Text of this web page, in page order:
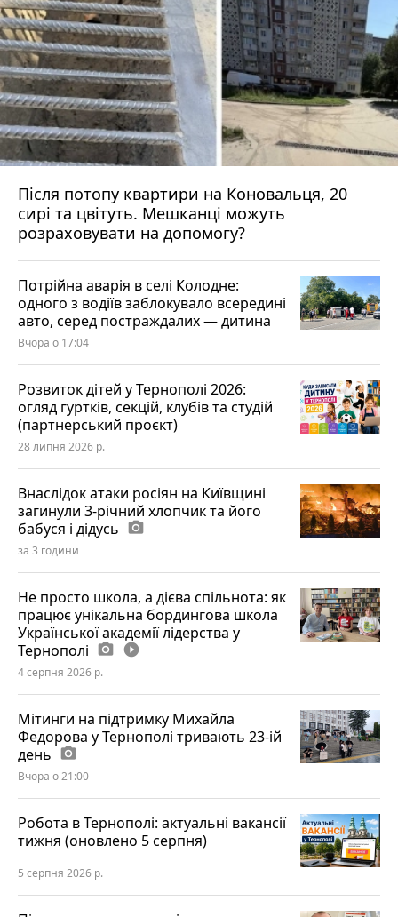
Після потопу квартири на Коновальця, 20
сирі та цвітуть. Мешканці можуть
розраховувати на допомогу?
Потрійна аварія в селі Колодне:
одного з водіїв заблокувало всередині
авто, серед постраждалих — дитина
Вчора о 17:04
Розвиток дітей у Тернополі 2026:
огляд гуртків, секцій, клубів та студій
(партнерський проєкт)
28 липня 2026 р.
Внаслідок атаки росіян на Київщині
загинули 3-річний хлопчик та його
бабуся і дідусь photo_camera
за 3 години
Не просто школа, а дієва спільнота: як
працює унікальна бордингова школа
Української академії лідерства у
Тернополі photo_camera play_circle_filled
4 серпня 2026 р.
Мітинги на підтримку Михайла
Федорова у Тернополі тривають 23-ій
день photo_camera
Вчора о 21:00
Робота в Тернополі: актуальні вакансії
тижня (оновлено 5 серпня)
5 серпня 2026 р.